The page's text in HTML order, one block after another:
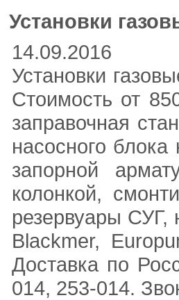
Установки
14.09.2016
Установки
Стоимость от
заправочная
насосного
запорной
колонкой,
резервуары СУГ,
Blackmer,
Доставка по
014, 253-014.